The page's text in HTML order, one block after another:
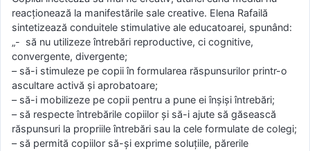
reacționează la manifestările sale creative. Elena Rafailă
sintetizează conduitele stimulative ale educatoarei, spunând:
„- să nu utilizeze întrebări reproductive, ci cognitive,
convergente, divergente;
– să-i stimuleze pe copii în formularea răspunsurilor printr-o
ascultare activă şi aprobatoare;
– să-i mobilizeze pe copii pentru a pune ei înșiși întrebări;
– să respecte întrebările copiilor şi să-i ajute să găsească
răspunsuri la propriile întrebări sau la cele formulate de colegi;
– să permită copiilor să-şi exprime soluţiile, părerile